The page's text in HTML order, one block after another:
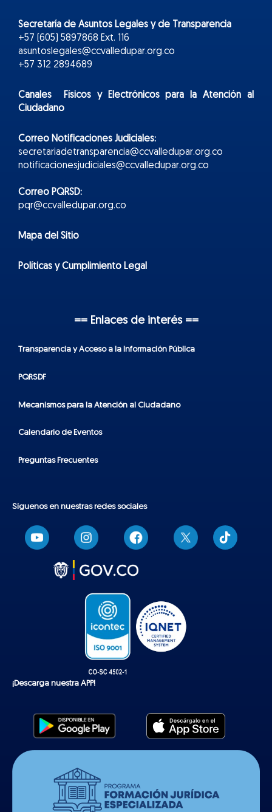
Secretaría de Asuntos Legales y de Transparencia
+57 (605) 5897868 Ext. 116
asuntoslegales@ccvalledupar.org.co
+57 312 2894689
Canales Físicos yElectrónicospara la Atención al
Ciudadano
Correo Notificaciones Judiciales:
secretariadetransparencia@ccvalledupar.org.co
notificacionesjudiciales@ccvalledupar.org.co
Correo PQRSD:
pqr@ccvalledupar.org.co
Mapa del Sitio
Políticas y Cumplimiento Legal
== Enlaces de interés ==
Transparencia y Acceso a la Información Pública
PQRSDF
Mecanismos para la Atención al Ciudadano
Calendario de Eventos
Preguntas Frecuentes
Síguenos en nuestras redes sociales
T
i
k
¡Descarga nuestra APP!